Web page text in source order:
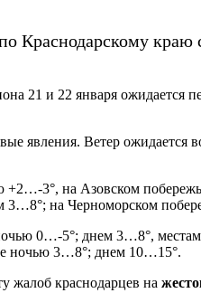
Краснодарскому краю
21 и 22 января ожидается
явления. Ветер ожидается
+2…-3°, на Азовском
3…8°; на Черноморском
0…-5°; днем 3…8°,
ночью 3…8°; днем 10…15°.
жалоб краснодарцев на